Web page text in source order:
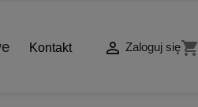
 Zaloguj sięshopping_cart
Kontakt